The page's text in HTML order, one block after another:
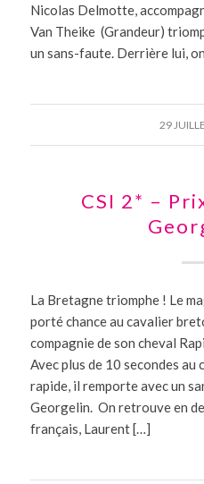
Nicolas Delmotte,
Van Theike (Grandeur)
un sans-faute. Derrière lui,
29
CSI 2* –
La Bretagne triomphe ! Le
porté chance au cavalier
compagnie de son cheval
Avec plus de 10 secondes au
rapide, il remporte avec un
Georgelin. On retrouve en
français, Laurent […]